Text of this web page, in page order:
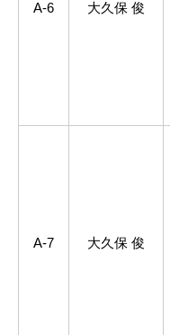
A-6 大久保 俊
A-7 大久保 俊